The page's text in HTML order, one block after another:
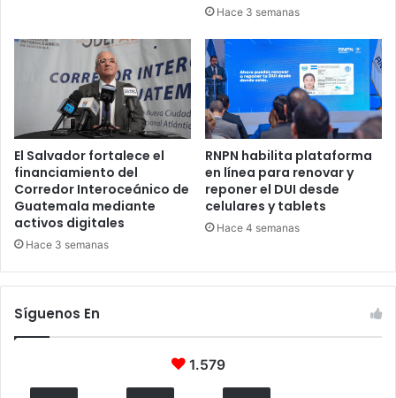
Hace 3 semanas
El Salvador fortalece el
financiamiento del
Corredor Interoceánico de
Guatemala mediante
activos digitales
Hace 3 semanas
RNPN habilita plataforma
en línea para renovar y
reponer el DUI desde
celulares y tablets
Hace 4 semanas
Síguenos En
1.579